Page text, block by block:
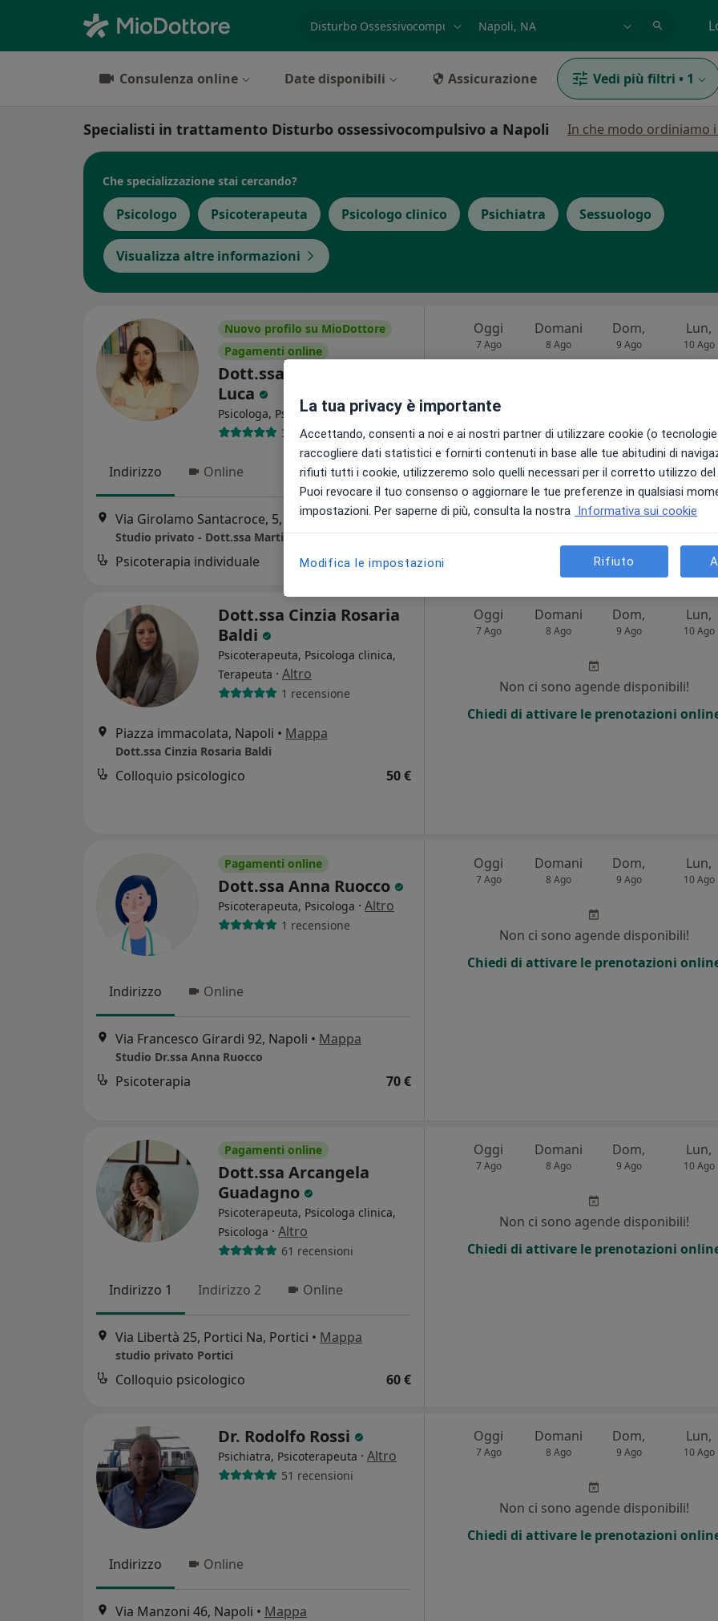
Consulenza online Date disponibili Assicurazione Vedi più filtri • 1
Specialisti in trattamento Disturbo ossessivocompulsivo a Napoli In che modo ordiniamo
Che specializzazione stai cercando?
Psicologo Psicoterapeuta Psicologo clinico Psichiatra Sessuologo
Visualizza altre informazioni
Nuovo profilo su MioDottore
Pagamenti online
Dott.ssa Martina De
Luca
Psicologa, Psicoterapeuta· Altro
3 recensioni
Indirizzo Online
Via Girolamo Santacroce, 5, Napoli• Mappa
Studio privato - Dott.ssa Martina de Luca
Psicoterapia individuale da 60 €
Oggi
7 Ago
Domani
8 Ago
Dom,
9 Ago
Lun,
10 Ago
Non ci sono agende disponibili!
Chiedi di attivare le prenotazioni online
Dott.ssa Cinzia Rosaria
Baldi
Psicoterapeuta, Psicologa clinica,
Terapeuta · Altro
1 recensione
Piazza immacolata, Napoli • Mappa
Dott.ssa Cinzia Rosaria Baldi
Colloquio psicologico 50 €
Oggi
7 Ago
Domani
8 Ago
Dom,
9 Ago
Lun,
10 Ago
Non ci sono agende disponibili!
Chiedi di attivare le prenotazioni
Pagamenti online
Dott.ssa Anna Ruocco
Psicoterapeuta, Psicologa · Altro
1 recensione
Indirizzo Online
Via Francesco Girardi 92, Napoli • Mappa
Studio Dr.ssa Anna Ruocco
Psicoterapia 70 €
Oggi
7 Ago
Domani
8 Ago
Dom,
9 Ago
Lun,
10 Ago
Non ci sono agende disponibili!
Chiedi di attivare le prenotazioni
Pagamenti online
Dott.ssa Arcangela
Guadagno
Psicoterapeuta, Psicologa clinica,
Psicologa · Altro
61 recensioni
Indirizzo 1 Indirizzo 2 Online
Via Libertà 25, Portici Na, Portici • Mappa
studio privato Portici
Colloquio psicologico 60 €
Oggi
7 Ago
Domani
8 Ago
Dom,
9 Ago
Lun,
10 Ago
Non ci sono agende disponibili!
Chiedi di attivare le prenotazioni
Dr. Rodolfo Rossi
Psichiatra, Psicoterapeuta · Altro
51 recensioni
Indirizzo Online
Via Manzoni 46, Napoli • Mappa
Oggi
7 Ago
Domani
8 Ago
Dom,
9 Ago
Lun,
10 Ago
Non ci sono agende disponibili!
Chiedi di attivare le prenotazioni
La tua privacy è importante
Accettando, consenti a noi e ai nostri partner di utilizzare cookie (o
raccogliere dati statistici e fornirti contenuti in base alle tue abitudini di
rifiuti tutti i cookie, utilizzeremo solo quelli necessari per il corretto utilizzo
Puoi revocare il tuo consenso o aggiornare le tue preferenze in qualsiasi
impostazioni. Per saperne di più, consulta la nostra Informativa sui cookie
Modifica le impostazioni Rifiuto